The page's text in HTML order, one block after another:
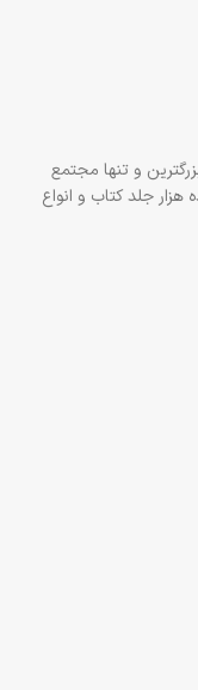
و تنها مجتمع
جلد کتاب و انواع